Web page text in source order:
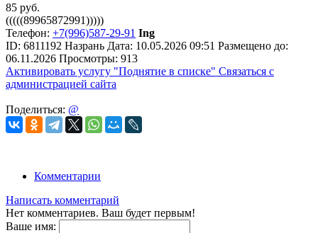
85 руб.
(((((89965872991)))))
Телефон: +7(996)587-29-91 Ing
ID: 6811192 Назрань Дата: 10.05.2026 09:51 Размещено до:
06.11.2026 Просмотры: 913
Активировать услугу "Поднятие в списке" Связаться с
администрацией сайта
Поделиться: @
Комментарии
Написать комментарий
Нет комментариев. Ваш будет первым!
Ваше имя: